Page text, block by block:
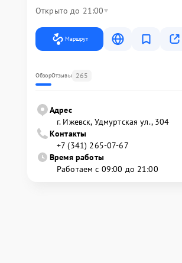
Открыто до 21:00
Маршрут
ОбзорОтзывы 265
Адрес
г. Ижевск, Удмуртская ул., 304
Контакты
+7 (341) 265-07-67
Время работы
Работаем с 09:00 до 21:00